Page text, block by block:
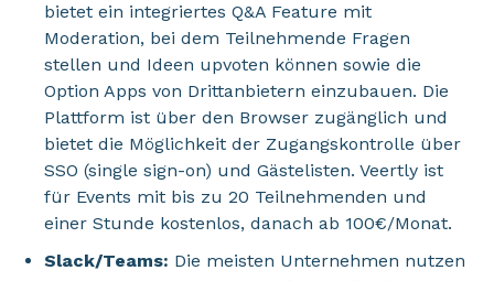
bietet ein integriertes Q&A Feature mit
Moderation, bei dem Teilnehmende Fragen
stellen und Ideen upvoten können sowie die
Option Apps von Drittanbietern einzubauen. Die
Plattform ist über den Browser zugänglich und
bietet die Möglichkeit der Zugangskontrolle über
SSO (single sign-on) und Gästelisten. Veertly ist
für Events mit bis zu 20 Teilnehmenden und
einer Stunde kostenlos, danach ab 100€/Monat.
Slack/Teams: Die meisten Unternehmen nutzen